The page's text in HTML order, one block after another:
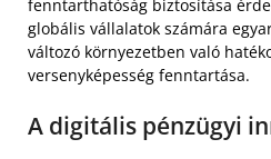
fenntarthatóság biztosítása
globális vállalatok számára
változó környezetben való
versenyképesség fenntartása.
A digitális pénzügyi